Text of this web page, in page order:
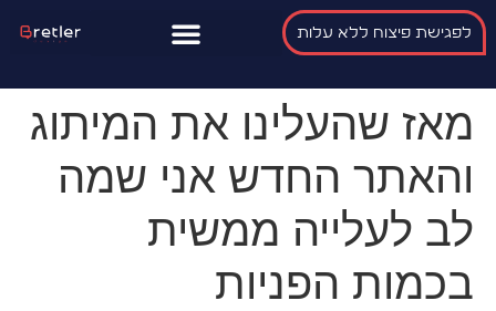
לפגישת פיצוח ללא עלות
מאז שהעלינו את המיתוג
והאתר החדש אני שמה
לב לעלייה ממשית
בכמות הפניות